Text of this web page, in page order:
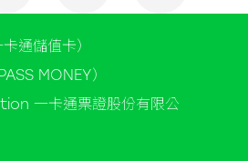
通儲值卡）
MONEY）
一卡通票證股份有限公